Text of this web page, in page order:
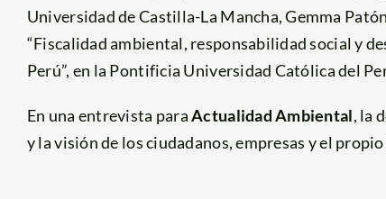
Universidad de Castilla-La Mancha, Gemma
“Fiscalidad ambiental, responsabilidad social y
Perú”, en la Pontificia Universidad Católica del
En una entrevista paraActualidad Ambiental, la
y la visión de los ciudadanos, empresas y el